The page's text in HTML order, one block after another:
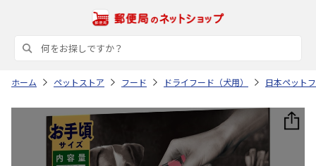
ホーム ペットストア フード ドライフード（犬用） 日本ペット